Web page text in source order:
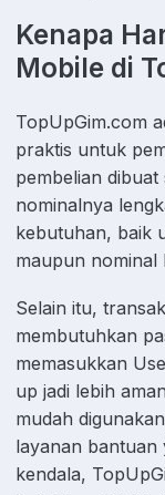
Kenapa
Mobile di
TopUpGim.com
praktis untuk
pembelian
nominalnya
kebutuhan, baik
maupun nominal
Selain itu,
membutuhkan
memasukkan
up jadi lebih
mudah
layanan bantuan
kendala,